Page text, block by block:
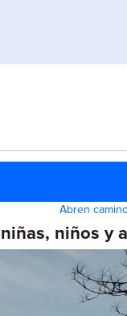
Abren
niños y